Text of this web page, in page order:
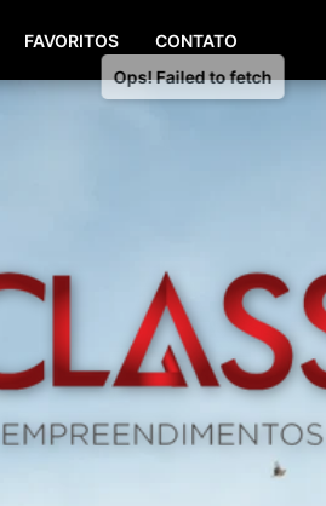
(51) 98196-8290 (51) 3064-
FAVORITOS CONTATO